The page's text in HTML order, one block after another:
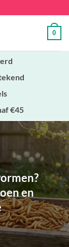
0
€45
en